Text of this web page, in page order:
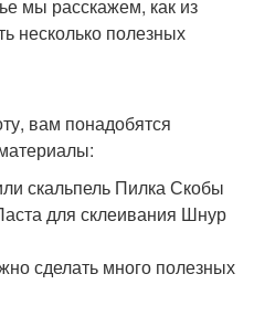
мы расскажем, как из
несколько полезных
вам понадобятся
скальпель Пилка Скобы
для склеивания Шнур
сделать много полезных